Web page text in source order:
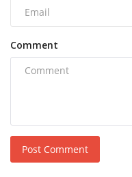
Comment
Post Comment